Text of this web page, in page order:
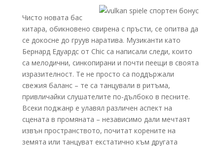
Чисто новата бас
китара, обикновено свирена с пръсти, се опитва да
се докосне до груув наратива. Музиканти като
Бернард Едуардс от Chic са написали следи, които
са мелодични, синкопирани и почти пеещи в своята
изразителност. Те не просто са поддържали
свежия баланс – те са танцували в ритъма,
привличайки слушателите по-дълбоко в песните.
Всеки поджанр е улавял различен аспект на
сцената в промяната – независимо дали мечтаят
извън пространството, почитат корените на
земята или танцуват екстатично към другата